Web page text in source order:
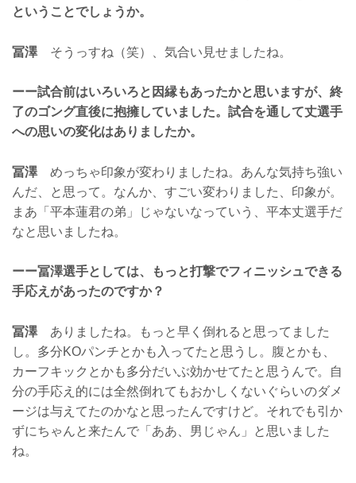
ということでしょうか。
冨澤そうっすね（笑）、気合い見せましたね。
ーー試合前はいろいろと因縁もあったかと思いますが、終
了のゴング直後に抱擁していました。試合を通して丈選手
への思いの変化はありましたか。
冨澤めっちゃ印象が変わりましたね。あんな気持ち強い
んだ、と思って。なんか、すごい変わりました、印象が。
まあ「平本蓮君の弟」じゃないなっていう、平本丈選手だ
なと思いましたね。
ーー冨澤選手としては、もっと打撃でフィニッシュできる
手応えがあったのですか？
冨澤ありましたね。もっと早く倒れると思ってました
し。多分KOパンチとかも入ってたと思うし。腹とかも、
カーフキックとかも多分だいぶ効かせてたと思うんで。自
分の手応え的には全然倒れてもおかしくないぐらいのダメ
ージは与えてたのかなと思ったんですけど。それでも引か
ずにちゃんと来たんで「ああ、男じゃん」と思いました
ね。